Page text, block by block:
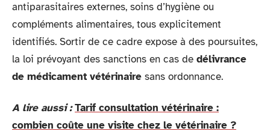
antiparasitaires externes, soins d’hygiène ou
compléments alimentaires, tous explicitement
identifiés. Sortir de ce cadre expose à des poursuites,
la loi prévoyant des sanctions en cas de délivrance
de médicament vétérinaire sans ordonnance.
A lire aussi : Tarif consultation vétérinaire :
combien coûte une visite chez le vétérinaire ?